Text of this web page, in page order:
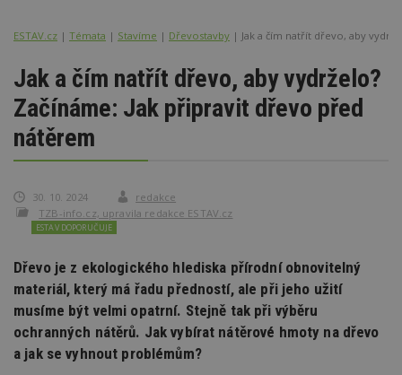
ESTAV.cz Témata Stavíme Dřevostavby Jak a čím natřít dřevo, aby
Jak a čím natřít dřevo, aby vydrželo?
Začínáme: Jak připravit dřevo před
nátěrem
30. 10. 2024
redakce
TZB-info.cz, upravila redakce ESTAV.cz
ESTAV DOPORUČUJE
Dřevo je z ekologického hlediska přírodní obnovitelný
materiál, který má řadu předností, ale při jeho užití
musíme být velmi opatrní. Stejně tak při výběru
ochranných nátěrů. Jak vybírat nátěrové hmoty na dřevo
a jak se vyhnout problémům?